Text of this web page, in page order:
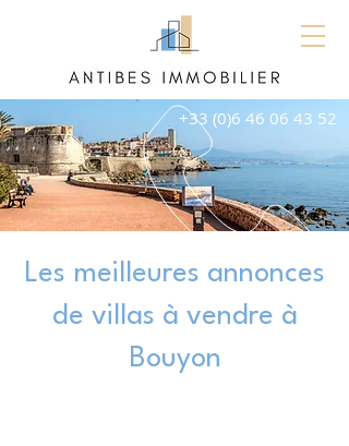
+33 (0)6 46 06 43 52
Les meilleures annonces
de villas à vendre à
Bouyon